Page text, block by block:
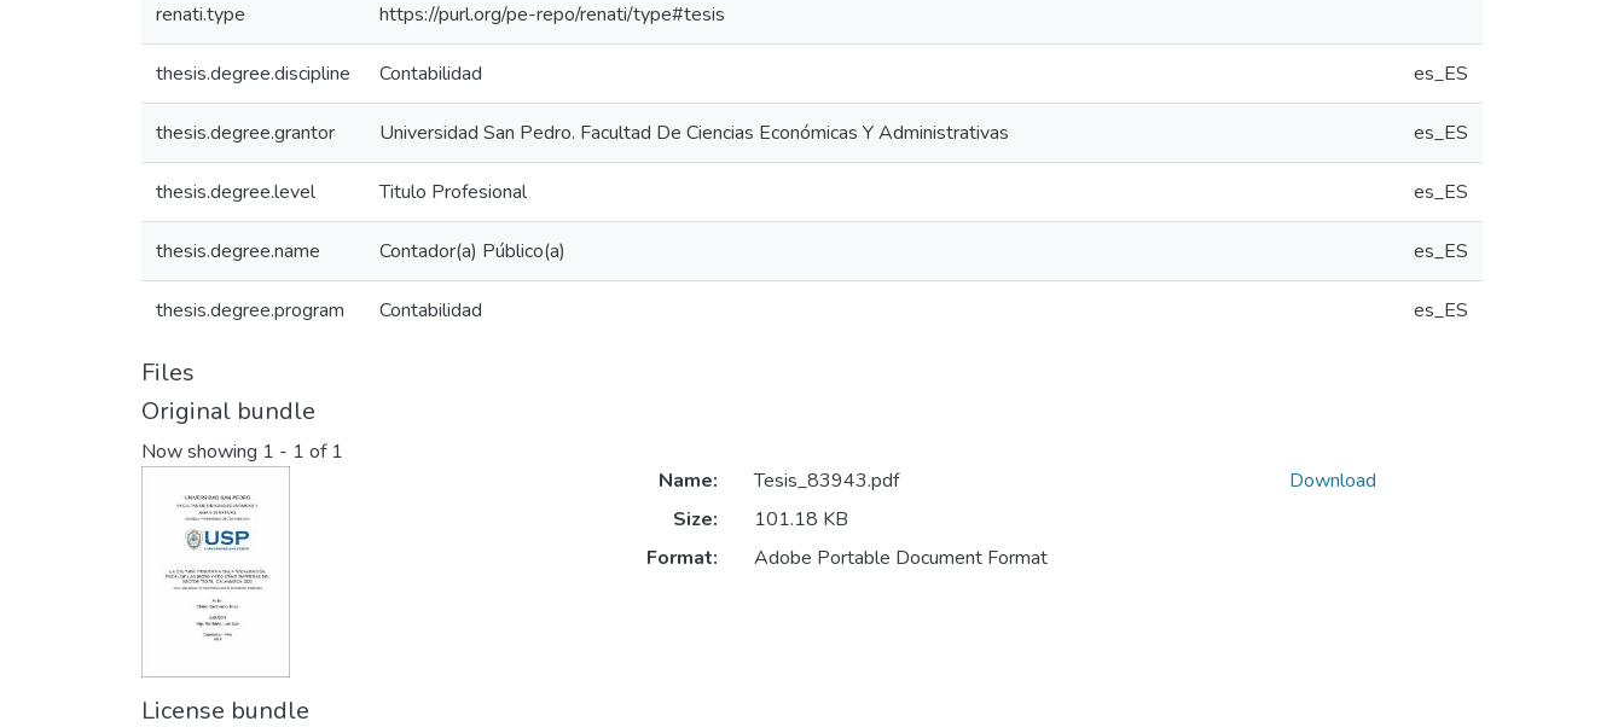
renati.type https://purl.org/pe-repo/renati/type#tesis
thesis.degree.discipline Contabilidad es_ES
thesis.degree.grantor Universidad San Pedro. Facultad De Ciencias Económicas Y Administrativas es_ES
thesis.degree.level Titulo Profesional es_ES
thesis.degree.name Contador(a) Público(a) es_ES
thesis.degree.program Contabilidad es_ES
Files
Original bundle
Now showing 1 - 1 of 1
Name:
Tesis_83943.pdf
Size:
101.18 KB
Format:
Adobe Portable Document Format
Download
License bundle